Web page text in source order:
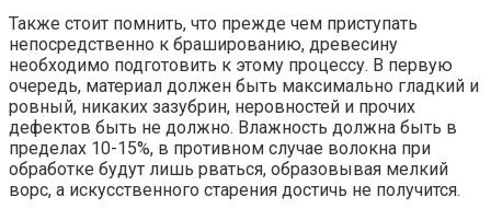
Также стоит помнить, что прежде чем приступать
непосредственно к брашированию, древесину
необходимо подготовить к этому процессу. В первую
очередь, материал должен быть максимально гладкий и
ровный, никаких зазубрин, неровностей и прочих
дефектов быть не должно. Влажность должна быть в
пределах 10-15%, в противном случае волокна при
обработке будут лишь рваться, образовывая мелкий
ворс, а искусственного старения достичь не получится.